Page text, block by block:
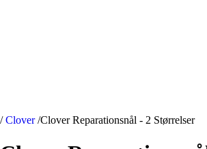
/ Clover /Clover Reparationsnål - 2 Størrelser